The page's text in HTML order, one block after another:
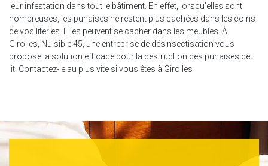
leur infestation dans tout le bâtiment. En effet, lorsqu’elles sont
nombreuses, les punaises ne restent plus cachées dans les coins
de vos literies. Elles peuvent se cacher dans les meubles. À
Girolles, Nuisible 45, une entreprise de désinsectisation vous
propose la solution efficace pour la destruction des punaises de
lit. Contactez-le au plus vite si vous êtes à Girolles